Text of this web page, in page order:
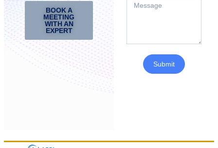
BOOK A
MEETING
WITH AN
EXPERT
Submit